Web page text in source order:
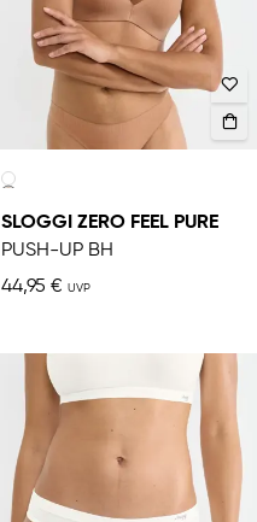
SLOGGI ZERO FEEL PURE
PUSH-UP BH
44,95 €